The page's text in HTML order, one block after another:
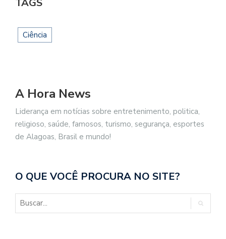
TAGS
Ciência
A Hora News
Liderança em notícias sobre entretenimento, politica,
religioso, saúde, famosos, turismo, segurança, esportes
de Alagoas, Brasil e mundo!
O QUE VOCÊ PROCURA NO SITE?